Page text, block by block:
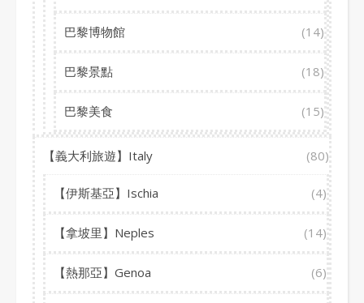
巴黎博物館 (14)
巴黎景點 (18)
巴黎美食 (15)
【義大利旅遊】Italy (80)
【伊斯基亞】Ischia (4)
【拿坡里】Neples (14)
【熱那亞】Genoa (6)